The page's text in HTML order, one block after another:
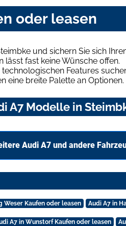
oder leasen
und sichern Sie sich
fast keine Wünsche offen.
Features
eine breite Palette an Optionen.
A7 Modelle in
Audi A7 und andere
Weser Kaufen oder leasen Audi A7 in
A7 in Wunstorf Kaufen oder leasen